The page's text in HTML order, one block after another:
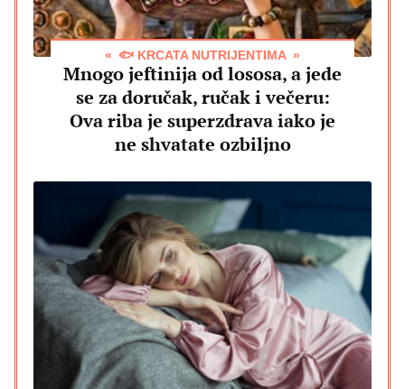
🐟 KRCATA NUTRIJENTIMA
Mnogo jeftinija od lososa, a jede
se za doručak, ručak i večeru:
Ova riba je superzdrava iako je
ne shvatate ozbiljno